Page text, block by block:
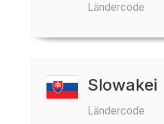
Ländercode
Slowakei
Ländercode